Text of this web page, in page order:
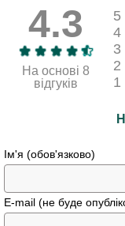
4.3
На основі 8
відгуків
5
4
3
2
1
Ім'я (обов'язково)
E-mail (не буде